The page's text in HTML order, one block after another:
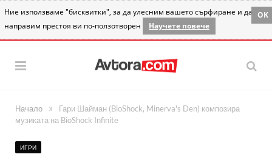
Ние използваме "бисквитки", за да улесним вашето сърфиране и да
направим престоя ви по-ползотворен
Научете повече
OK
Начало »
Гари Шайман (BioShock, Minerva's Den) композира
музиката на BioShock Infinite
ИГРИ